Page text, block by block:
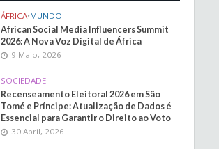
ÁFRICA•MUNDO
African Social Media Influencers Summit
2026: A Nova Voz Digital de África
9 Maio, 2026
SOCIEDADE
Recenseamento Eleitoral 2026 em São
Tomé e Príncipe: Atualização de Dados é
Essencial para Garantir o Direito ao Voto
30 Abril, 2026